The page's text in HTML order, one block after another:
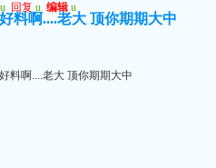
u 回复 u 编辑 u
好料啊....老大 顶你期期大中
好料啊....老大 顶你期期大中